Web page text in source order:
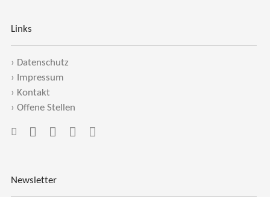
Links
› Datenschutz
›
Impressum
› Kontakt
› Offene Stellen
Newsletter